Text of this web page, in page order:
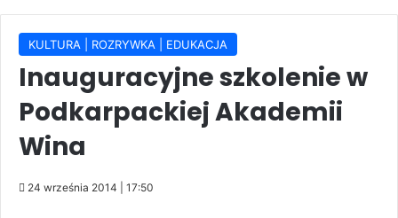
KULTURA | ROZRYWKA | EDUKACJA
Inauguracyjne szkolenie w
Podkarpackiej Akademii
Wina
24 września 2014 | 17:50